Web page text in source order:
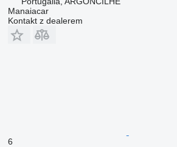
Manaiacar
Kontakt z dealerem
6